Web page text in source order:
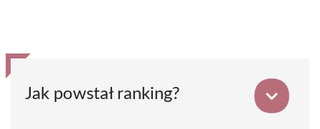
Jak powstał ranking?